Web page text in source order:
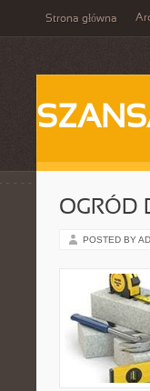
Strona główna
OGRÓD
POSTED BY